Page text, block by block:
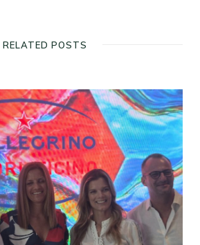
RELATED POSTS